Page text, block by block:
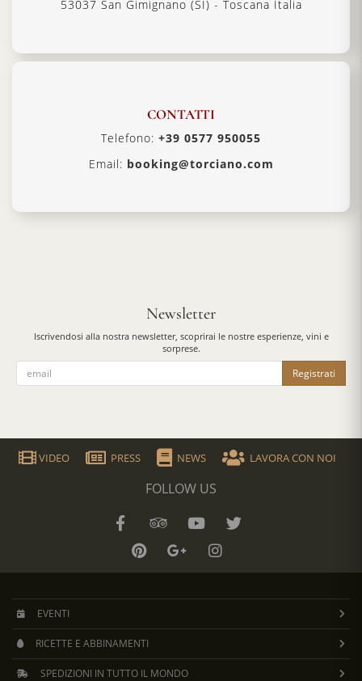
53037 San Gimignano (SI) - Toscana Italia
CONTATTI
Telefono: +39 0577 950055
Email: booking@torciano.com
Newsletter
Iscrivendosi alla nostra newsletter, scoprirai le nostre esperienze, vini e
sorprese.
Registrati
VIDEO PRESS NEWS LAVORA CON NOI
FOLLOW US
EVENTI
RICETTE E ABBINAMENTI
SPEDIZIONI IN TUTTO IL MONDO